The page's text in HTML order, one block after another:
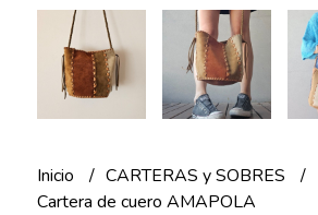
Inicio
CARTERAS y SOBRES
Cartera de cuero AMAPOLA